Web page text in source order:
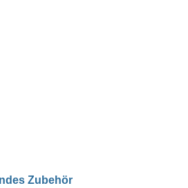
Zubehör